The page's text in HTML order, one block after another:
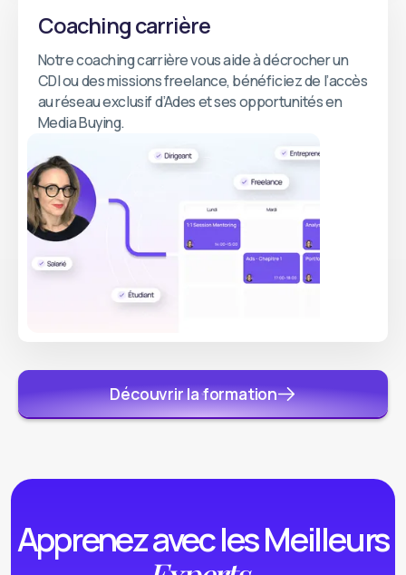
Coaching carrière
Notre coaching carrière vous aide à décrocher un
CDI ou des missions freelance, bénéficiez de l’accès
au réseau exclusif d’Ades et ses opportunités en
Media Buying.
Découvrir la formation
Apprenez avec les Meilleurs